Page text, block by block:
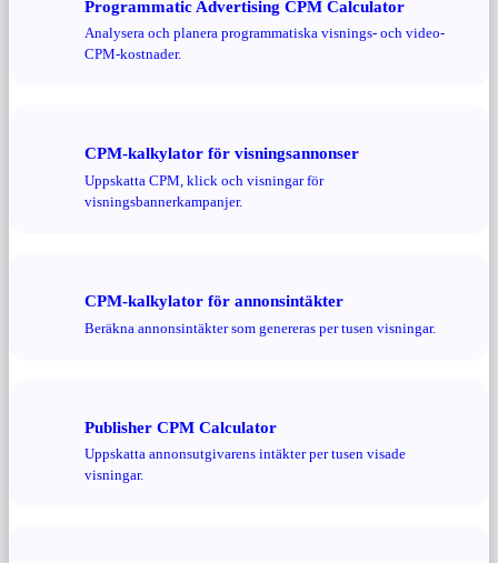
Programmatic Advertising CPM Calculator
Analysera och planera programmatiska visnings- och video-
CPM-kostnader.
CPM-kalkylator för visningsannonser
Uppskatta CPM, klick och visningar för
visningsbannerkampanjer.
CPM-kalkylator för annonsintäkter
Beräkna annonsintäkter som genereras per tusen visningar.
Publisher CPM Calculator
Uppskatta annonsutgivarens intäkter per tusen visade
visningar.